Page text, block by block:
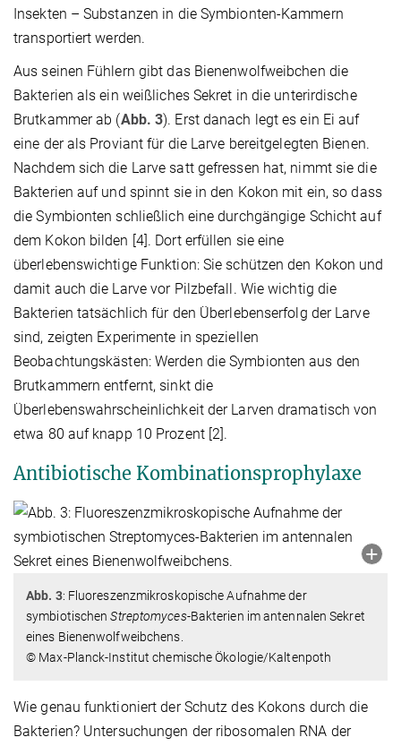
Insekten – Substanzen in die Symbionten-Kammern
transportiert werden.
Aus seinen Fühlern gibt das Bienenwolfweibchen die
Bakterien als ein weißliches Sekret in die unterirdische
Brutkammer ab (Abb. 3). Erst danach legt es ein Ei auf
eine der als Proviant für die Larve bereitgelegten Bienen.
Nachdem sich die Larve satt gefressen hat, nimmt sie die
Bakterien auf und spinnt sie in den Kokon mit ein, so dass
die Symbionten schließlich eine durchgängige Schicht auf
dem Kokon bilden [4]. Dort erfüllen sie eine
überlebenswichtige Funktion: Sie schützen den Kokon und
damit auch die Larve vor Pilzbefall. Wie wichtig die
Bakterien tatsächlich für den Überlebenserfolg der Larve
sind, zeigten Experimente in speziellen
Beobachtungskästen: Werden die Symbionten aus den
Brutkammern entfernt, sinkt die
Überlebenswahrscheinlichkeit der Larven dramatisch von
etwa 80 auf knapp 10 Prozent [2].
Antibiotische Kombinationsprophylaxe
Abb. 3: Fluoreszenzmikroskopische Aufnahme der
symbiotischenStreptomyces-Bakterien im antennalen Sekret
eines Bienenwolfweibchens.
© Max-Planck-Institut chemische Ökologie/Kaltenpoth
Wie genau funktioniert der Schutz des Kokons durch die
Bakterien? Untersuchungen der ribosomalen RNA der